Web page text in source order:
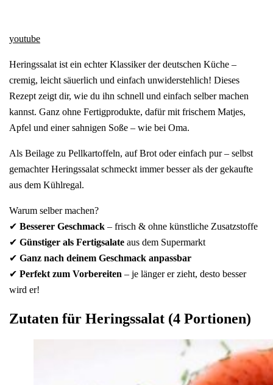
youtube
Heringssalat ist ein echter Klassiker der deutschen Küche –
cremig, leicht säuerlich und einfach unwiderstehlich! Dieses
Rezept zeigt dir, wie du ihn schnell und einfach selber machen
kannst. Ganz ohne Fertigprodukte, dafür mit frischem Matjes,
Apfel und einer sahnigen Soße – wie bei Oma.
Als Beilage zu Pellkartoffeln, auf Brot oder einfach pur – selbst
gemachter Heringssalat schmeckt immer besser als der gekaufte
aus dem Kühlregal.
Warum selber machen?
✔ Besserer Geschmack – frisch & ohne künstliche Zusatzstoffe
✔ Günstiger als Fertigsalate aus dem Supermarkt
✔ Ganz nach deinem Geschmack anpassbar
✔ Perfekt zum Vorbereiten – je länger er zieht, desto besser
wird er!
Zutaten für Heringssalat (4 Portionen)